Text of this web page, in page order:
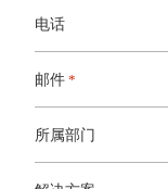
邮件 *
所属部门
电话
决